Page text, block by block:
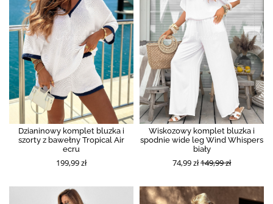
Dzianinowy komplet bluzka i
szorty z bawełny Tropical Air
ecru
199,99 zł
Wiskozowy komplet bluzka i
spodnie wide leg Wind Whispers
biały
74,99 zł149,99 zł